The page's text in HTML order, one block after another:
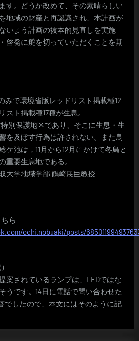
す。どうか改めて、その素晴らしい
地域の財産と再認識され、本計画が
いよう計画の抜本的見直しを実施
啓発に舵を切っていただくことを期
みで環境省版レッドリスト掲載種12
スト掲載種17種が生息。
別保護地区であり、そこに生息・生
を及ぼす行為は許されない。また鳥
ケ池は，11月から12月にかけて冬鳥と
重要生息地である。
大学地域学部 鶴崎展巨教授
ら
ochi.nobuaki/posts/
案されているランプは、LEDではな
うです。14日に電話で問い合わせた
でしたので、本文にはそのように記